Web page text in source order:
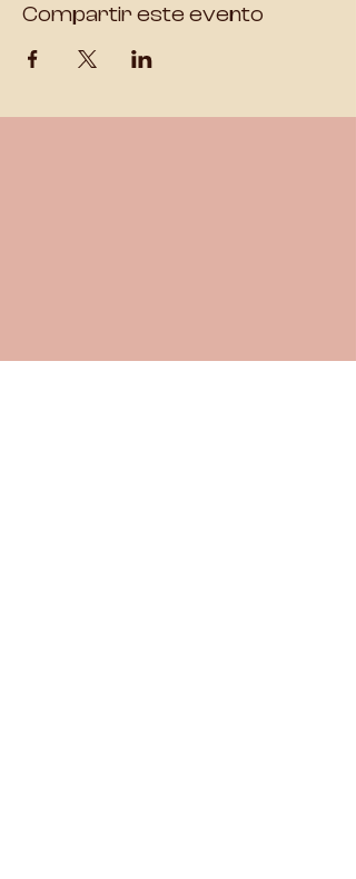
Compartir este evento